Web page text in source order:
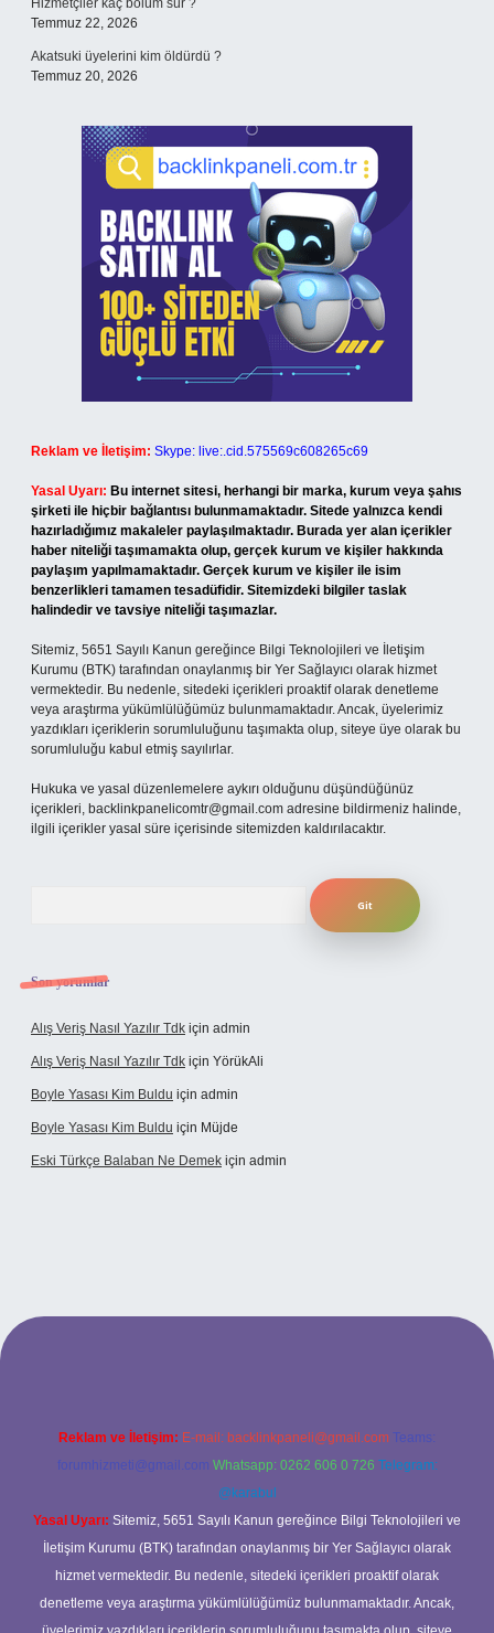
Hizmetçiler kaç bölüm sür ?
Temmuz 22, 2026
Akatsuki üyelerini kim öldürdü ?
Temmuz 20, 2026
Reklam ve İletişim: Skype: live:.cid.575569c608265c69
Yasal Uyarı: Bu internet sitesi, herhangi bir marka, kurum veya şahıs
şirketi ile hiçbir bağlantısı bulunmamaktadır. Sitede yalnızca kendi
hazırladığımız makaleler paylaşılmaktadır. Burada yer alan içerikler
haber niteliği taşımamakta olup, gerçek kurum ve kişiler hakkında
paylaşım yapılmamaktadır. Gerçek kurum ve kişiler ile isim
benzerlikleri tamamen tesadüfidir. Sitemizdeki bilgiler taslak
halindedir ve tavsiye niteliği taşımazlar.
Sitemiz, 5651 Sayılı Kanun gereğince Bilgi Teknolojileri ve İletişim
Kurumu (BTK) tarafından onaylanmış bir Yer Sağlayıcı olarak hizmet
vermektedir. Bu nedenle, sitedeki içerikleri proaktif olarak denetleme
veya araştırma yükümlülüğümüz bulunmamaktadır. Ancak, üyelerimiz
yazdıkları içeriklerin sorumluluğunu taşımakta olup, siteye üye olarak bu
sorumluluğu kabul etmiş sayılırlar.
Hukuka ve yasal düzenlemelere aykırı olduğunu düşündüğünüz
içerikleri, backlinkpanelicomtr@gmail.com adresine bildirmeniz halinde,
ilgili içerikler yasal süre içerisinde sitemizden kaldırılacaktır.
Son yorumlar
Alış Veriş Nasıl Yazılır Tdk için admin
Alış Veriş Nasıl Yazılır Tdk için YörükAli
Boyle Yasası Kim Buldu için admin
Boyle Yasası Kim Buldu için Müjde
Eski Türkçe Balaban Ne Demek için admin
betci casino
Reklam ve İletişim: E-mail: backlinkpaneli@gmail.com Teams:
forumhizmeti@gmail.com Whatsapp: 0262 606 0 726 Telegram:
@karabul
Yasal Uyarı: Sitemiz, 5651 Sayılı Kanun gereğince Bilgi Teknolojileri ve
İletişim Kurumu (BTK) tarafından onaylanmış bir Yer Sağlayıcı olarak
hizmet vermektedir. Bu nedenle, sitedeki içerikleri proaktif olarak
denetleme veya araştırma yükümlülüğümüz bulunmamaktadır. Ancak,